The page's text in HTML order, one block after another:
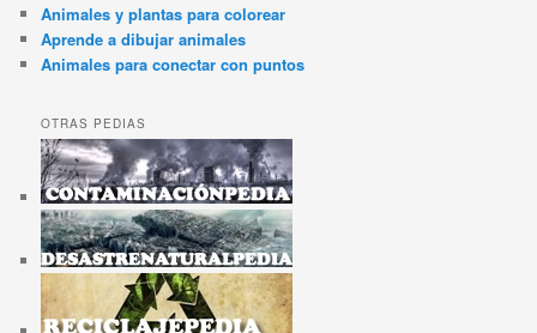
Animales y plantas para colorear
Aprende a dibujar animales
Animales para conectar con puntos
OTRAS PEDIAS